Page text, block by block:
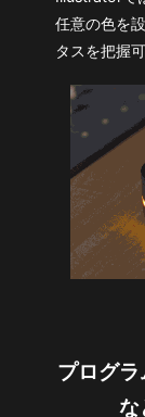
任意の色を
タスを把握
プログ
な